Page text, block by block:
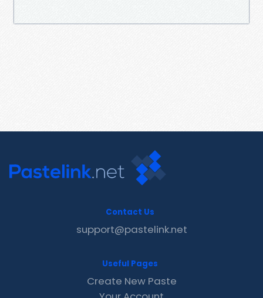
Contact Us
support@pastelink.net
Useful Pages
Create New Paste